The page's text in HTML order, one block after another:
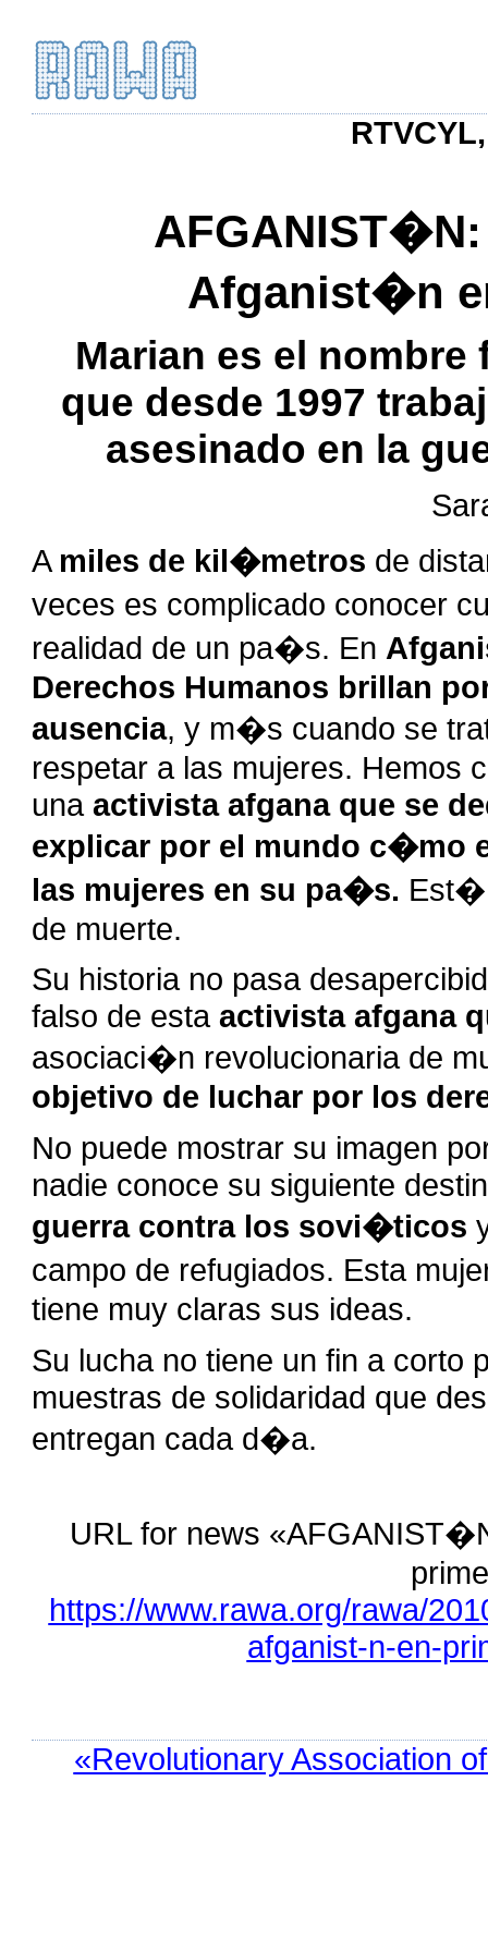
Afganist�n
Marian es el
que desde 1997
asesinado en la
A miles de kil�metros de
veces es complicado conocer
realidad de un pa�s. En
Derechos Humanos brillan
ausencia, y m�s cuando se
respetar a las mujeres. Hemos
una activista afgana que se
explicar por el mundo c�mo
las mujeres en su pa�s. Est�
de muerte.
Su historia no pasa
falso de esta activista afgana
asociaci�n revolucionaria de
objetivo de luchar por los
No puede mostrar su imagen
nadie conoce su siguiente
guerra contra los sovi�ticos
campo de refugiados. Esta
tiene muy claras sus ideas.
Su lucha no tiene un fin a corto
muestras de solidaridad que
entregan cada d�a.
URL for news
https://www.rawa.org/rawa/
afganist-n-en-
«Revolutionary Association